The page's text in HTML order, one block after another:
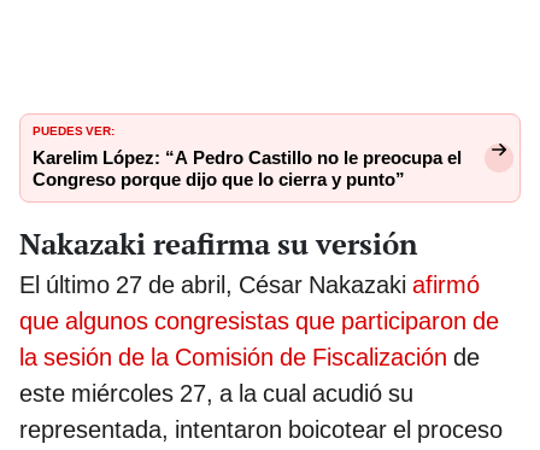
PUEDES VER:
Karelim López: “A Pedro Castillo no le preocupa el
Congreso porque dijo que lo cierra y punto”
Nakazaki reafirma su versión
El último 27 de abril, César Nakazaki afirmó
que algunos congresistas que participaron de
la sesión de la Comisión de Fiscalización de
este miércoles 27, a la cual acudió su
representada, intentaron boicotear el proceso